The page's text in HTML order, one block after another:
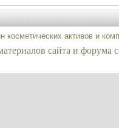
косметических активов и
сайта и форума